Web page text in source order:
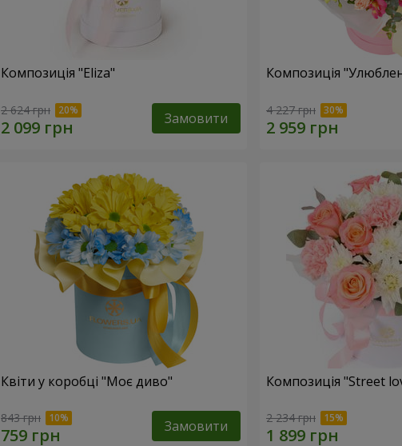
Композиція "Eliza"
2 624 грн Замовити
Композиція
4 227 грн
Квіти у коробці "Моє диво"
843 грн Замовити
Композиція "Street
2 234 грн